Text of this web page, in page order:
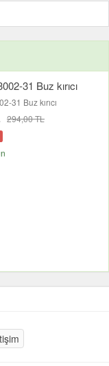
31 Buz kırıcı
31 Buz kırıcı
294,00 TL